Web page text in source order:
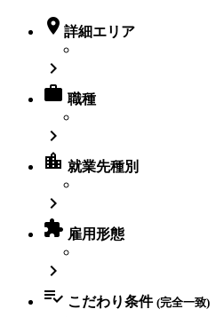
 詳細エリア

 職種

location_city 就業先種別

 雇用形態

 こだわり条件 (完全一致)